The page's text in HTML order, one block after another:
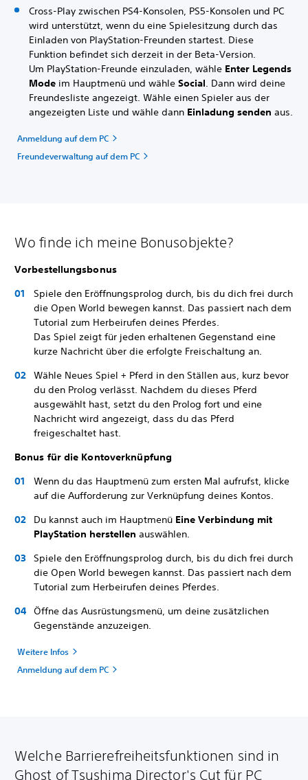
Cross-Play zwischen PS4-Konsolen, PS5-Konsolen und PC
wird unterstützt, wenn du eine Spielesitzung durch das
Einladen von PlayStation-Freunden startest. Diese
Funktion befindet sich derzeit in der Beta-Version.
Um PlayStation-Freunde einzuladen, wähle Enter Legends
Mode im Hauptmenü und wähle Social. Dann wird deine
Freundesliste angezeigt. Wähle einen Spieler aus der
angezeigten Liste und wähle dann Einladung senden aus.
Anmeldung auf dem PC
Freundeverwaltung auf dem PC
Wo finde ich meine Bonusobjekte?
Vorbestellungsbonus
Spiele den Eröffnungsprolog durch, bis du dich frei durch
die Open World bewegen kannst. Das passiert nach dem
Tutorial zum Herbeirufen deines Pferdes.
Das Spiel zeigt für jeden erhaltenen Gegenstand eine
kurze Nachricht über die erfolgte Freischaltung an.
Wähle Neues Spiel + Pferd in den Ställen aus, kurz bevor
du den Prolog verlässt. Nachdem du dieses Pferd
ausgewählt hast, setzt du den Prolog fort und eine
Nachricht wird angezeigt, dass du das Pferd
freigeschaltet hast.
Bonus für die Kontoverknüpfung
Wenn du das Hauptmenü zum ersten Mal aufrufst, klicke
auf die Aufforderung zur Verknüpfung deines Kontos.
Du kannst auch im Hauptmenü Eine Verbindung mit
PlayStation herstellen auswählen.
Spiele den Eröffnungsprolog durch, bis du dich frei durch
die Open World bewegen kannst. Das passiert nach dem
Tutorial zum Herbeirufen deines Pferdes.
Öffne das Ausrüstungsmenü, um deine zusätzlichen
Gegenstände anzuzeigen.
Weitere Infos
Anmeldung auf dem PC
Welche Barrierefreiheitsfunktionen sind in
Ghost of Tsushima Director's Cut für PC